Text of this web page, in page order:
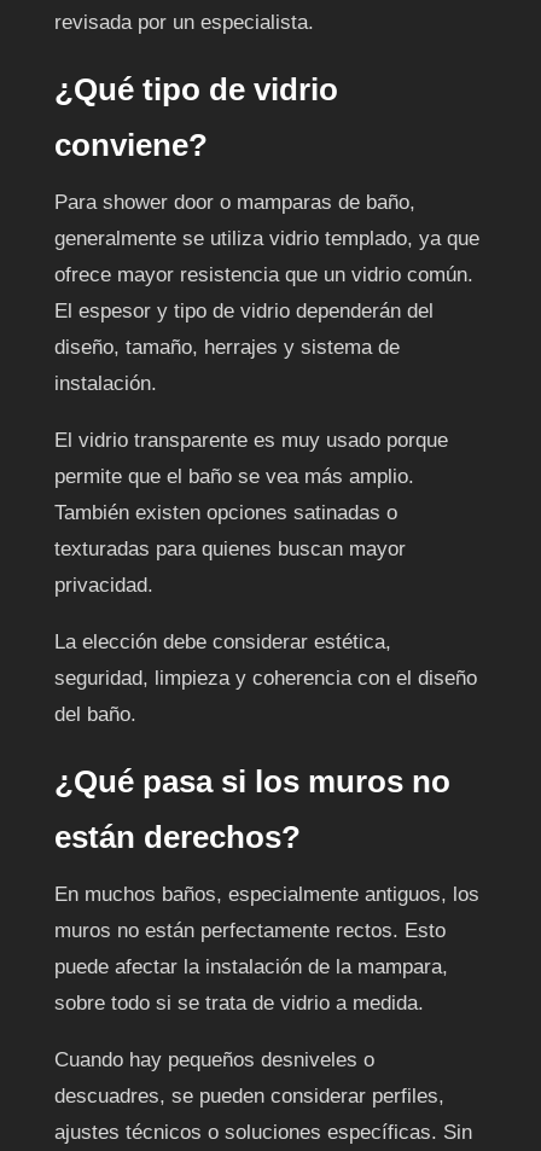
revisada por un especialista.
¿Qué tipo de vidrio
conviene?
Para shower door o mamparas de baño,
generalmente se utiliza vidrio templado, ya que
ofrece mayor resistencia que un vidrio común.
El espesor y tipo de vidrio dependerán del
diseño, tamaño, herrajes y sistema de
instalación.
El vidrio transparente es muy usado porque
permite que el baño se vea más amplio.
También existen opciones satinadas o
texturadas para quienes buscan mayor
privacidad.
La elección debe considerar estética,
seguridad, limpieza y coherencia con el diseño
del baño.
¿Qué pasa si los muros no
están derechos?
En muchos baños, especialmente antiguos, los
muros no están perfectamente rectos. Esto
puede afectar la instalación de la mampara,
sobre todo si se trata de vidrio a medida.
Cuando hay pequeños desniveles o
descuadres, se pueden considerar perfiles,
ajustes técnicos o soluciones específicas. Sin